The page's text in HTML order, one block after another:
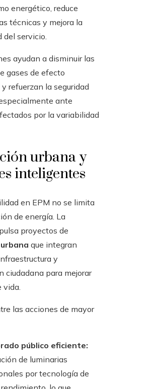
energético, reduce
técnicas y mejora la
del servicio.
ayudan a disminuir las
gases de efecto
refuerzan la seguridad
ante
por la variabilidad
urbana y
inteligentes
en EPM no se limita
de energía. La
proyectos de
que integran
y
ciudadana para mejorar
vida.
las acciones de mayor
público eficiente:
de luminarias
por tecnología de